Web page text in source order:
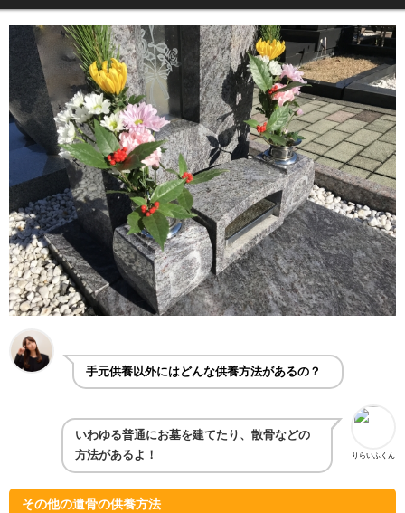
手元供養以外にはどんな供養方法があるの？
りらいふくん
いわゆる普通にお墓を建てたり、散骨などの
方法があるよ！
その他の遺骨の供養方法